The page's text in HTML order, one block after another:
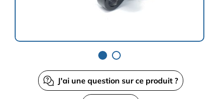
J'ai une question sur ce produit ?